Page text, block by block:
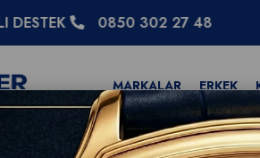
0850 302 27 48
MARKALAR ERKEK